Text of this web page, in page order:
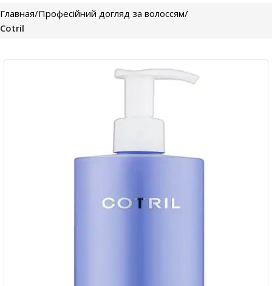
Главная Професійний догляд за волоссям
Cotril